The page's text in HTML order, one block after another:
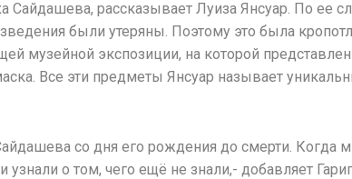
Сайдашева, рассказывает Луиза Янсуар. По ее
были утеряны. Поэтому это была
музейной экспозиции, на которой
Все эти предметы Янсуар называет
со дня его рождения до смерти. Когда
о том, чего ещё не знали,- добавляет